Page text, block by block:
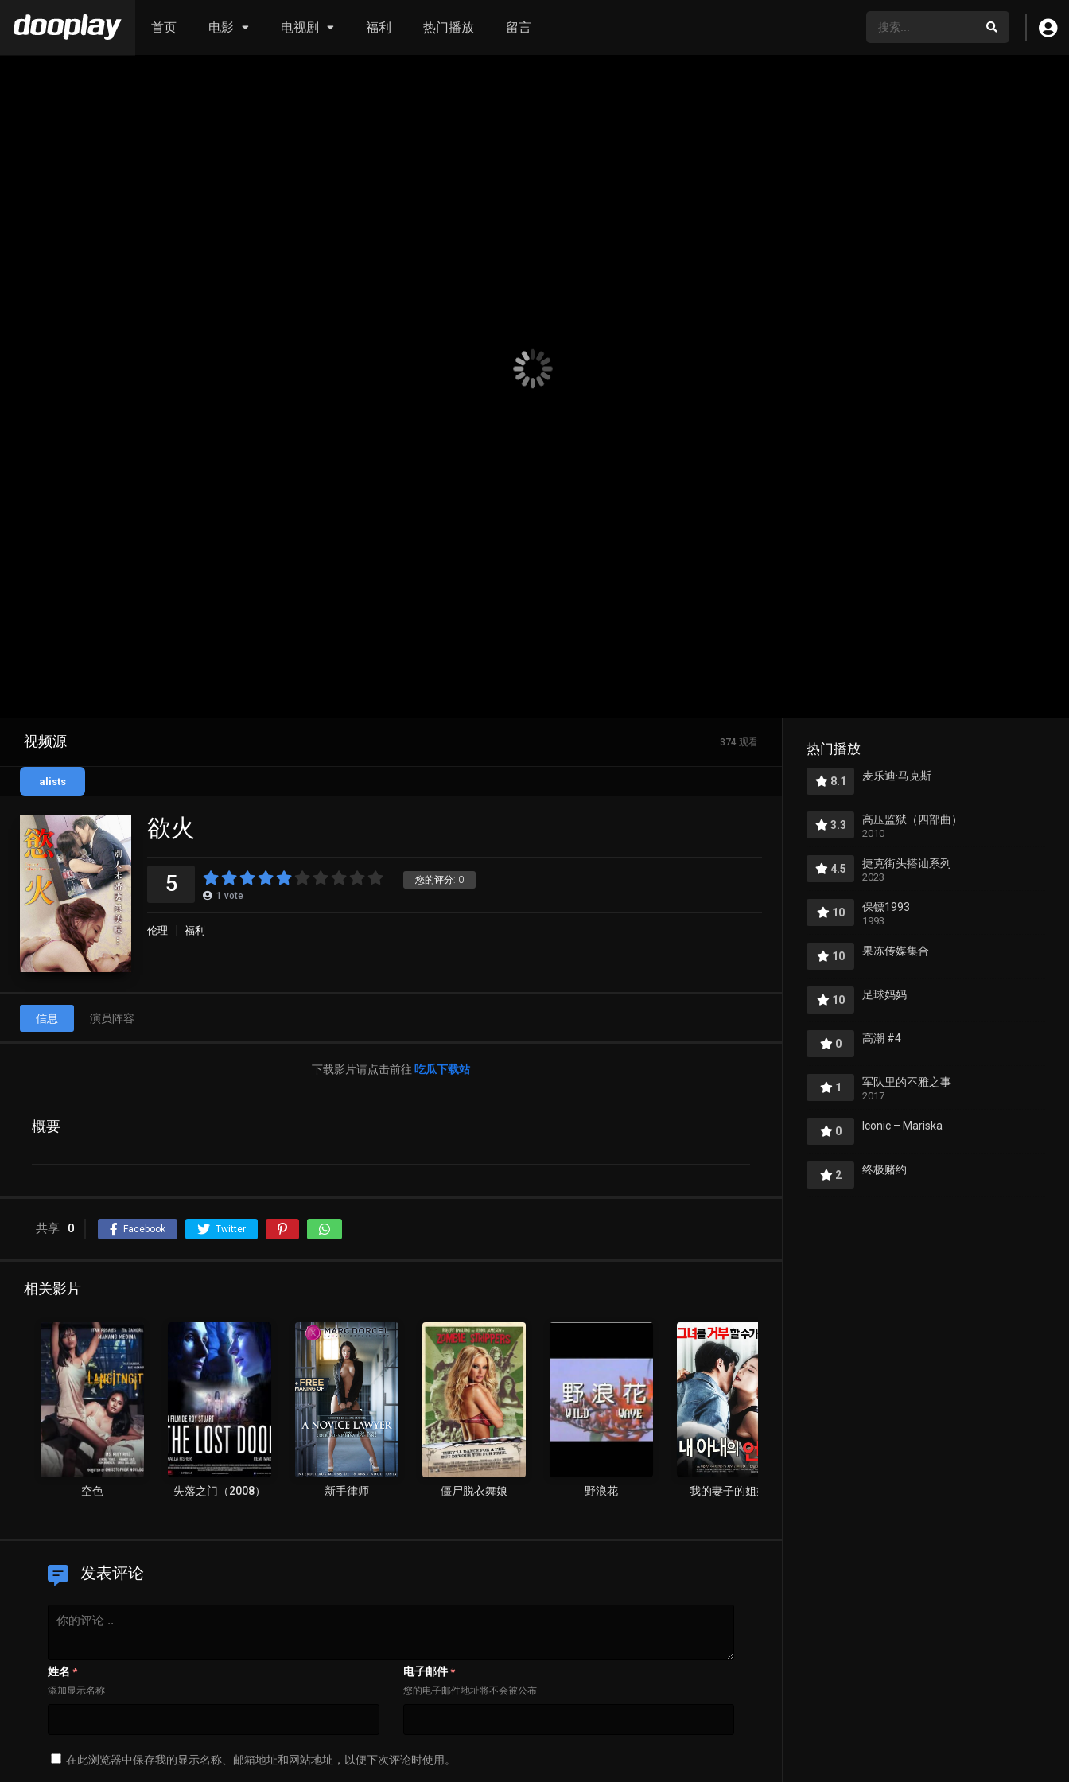
首页 电影 电视剧 福利 热门播放 留言
视频源 374 观看
alists
欲火
您的评分: 0
5 1 vote
伦理 福利
信息 演员阵容
下载影片请点击前往 吃瓜下载站
概要
共享 0 Facebook Twitter
相关影片
空色 失落之门（2008） 新手律师 僵尸脱衣舞娘 野浪花 我的妻子的姐姐
发表评论
姓名 *
添加显示名称
电子邮件 *
您的电子邮件地址将不会被公布
在此浏览器中保存我的显示名称、邮箱地址和网站地址，以便下次评论时使用。
热门播放
8.1 麦乐迪·马克斯
3.3 高压监狱（四部曲）
2010
4.5 捷克街头搭讪系列
2023
10 保镖1993
1993
10 果冻传媒集合
10 足球妈妈
0 高潮 #4
1 军队里的不雅之事
2017
0 Iconic – Mariska
2 终极赌约